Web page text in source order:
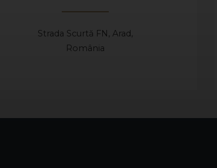
Strada Scurtă FN, Arad,
România